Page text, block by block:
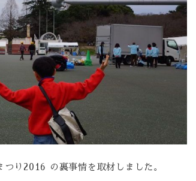
り2016 の裏事情を取材しました。